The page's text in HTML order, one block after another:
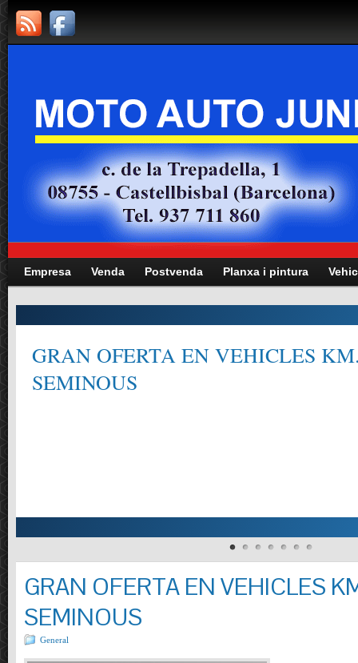
Empresa Venda Postvenda Planxa i pintura
GRAN OFERTA EN VEHICLES
SEMINOUS
GRAN OFERTA EN VEHICLES
SEMINOUS
General